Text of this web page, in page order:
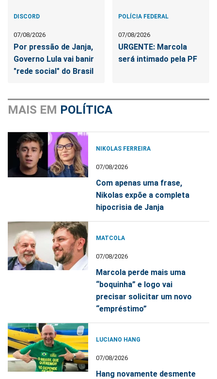
DISCORD
07/08/2026
Por pressão de Janja,
Governo Lula vai banir
"rede social" do Brasil
POLÍCIA FEDERAL
07/08/2026
URGENTE: Marcola
será intimado pela PF
MAIS EM POLÍTICA
NIKOLAS FERREIRA
07/08/2026
Com apenas uma frase,
Nikolas expõe a completa
hipocrisia de Janja
MATCOLA
07/08/2026
Marcola perde mais uma
“boquinha” e logo vai
precisar solicitar um novo
“empréstimo”
LUCIANO HANG
07/08/2026
Hang novamente desmente